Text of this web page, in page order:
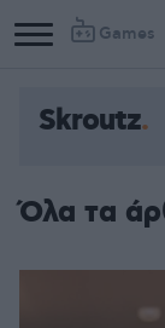
Games
Skroutz
Όλα τα